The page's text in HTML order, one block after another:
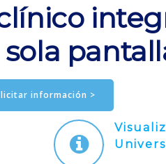
información >